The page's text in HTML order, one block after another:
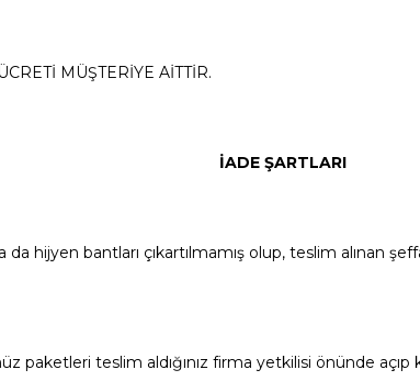
MÜŞTERİYE AİTTİR.
İADE ŞARTLARI
hijyen bantları çıkartılmamış olup, teslim alınan
paketleri teslim aldığınız firma yetkilisi önünde açıp